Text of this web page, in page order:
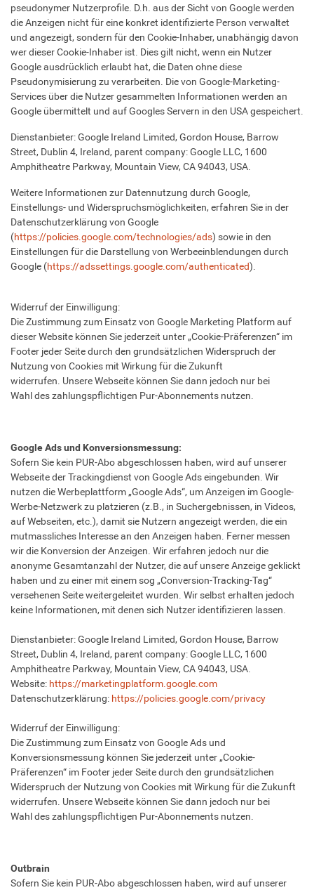
pseudonymer Nutzerprofile. D.h. aus der Sicht von Google werden
die Anzeigen nicht für eine konkret identifizierte Person verwaltet
und angezeigt, sondern für den Cookie-Inhaber, unabhängig davon
wer dieser Cookie-Inhaber ist. Dies gilt nicht, wenn ein Nutzer
Google ausdrücklich erlaubt hat, die Daten ohne diese
Pseudonymisierung zu verarbeiten. Die von Google-Marketing-
Services über die Nutzer gesammelten Informationen werden an
Google übermittelt und auf Googles Servern in den USA gespeichert.
Dienstanbieter: Google Ireland Limited, Gordon House, Barrow
Street, Dublin 4, Ireland, parent company: Google LLC, 1600
Amphitheatre Parkway, Mountain View, CA 94043, USA.
Weitere Informationen zur Datennutzung durch Google,
Einstellungs- und Widerspruchsmöglichkeiten, erfahren Sie in der
Datenschutzerklärung von Google
(https://policies.google.com/technologies/ads) sowie in den
Einstellungen für die Darstellung von Werbeeinblendungen durch
Google (https://adssettings.google.com/authenticated).
Widerruf der Einwilligung:
Die Zustimmung zum Einsatz von Google Marketing Platform auf
dieser Website können Sie jederzeit unter „Cookie-Präferenzen“ im
Footer jeder Seite durch den grundsätzlichen Widerspruch der
Nutzung von Cookies mit Wirkung für die Zukunft
widerrufen. Unsere Webseite können Sie dann jedoch nur bei
Wahl des zahlungspflichtigen Pur-Abonnements nutzen.
Google Ads und Konversionsmessung:
Sofern Sie kein PUR-Abo abgeschlossen haben, wird auf unserer
Webseite der Trackingdienst von Google Ads eingebunden. Wir
nutzen die Werbeplattform „Google Ads“, um Anzeigen im Google-
Werbe-Netzwerk zu platzieren (z.B., in Suchergebnissen, in Videos,
auf Webseiten, etc.), damit sie Nutzern angezeigt werden, die ein
mutmassliches Interesse an den Anzeigen haben. Ferner messen
wir die Konversion der Anzeigen. Wir erfahren jedoch nur die
anonyme Gesamtanzahl der Nutzer, die auf unsere Anzeige geklickt
haben und zu einer mit einem sog „Conversion-Tracking-Tag“
versehenen Seite weitergeleitet wurden. Wir selbst erhalten jedoch
keine Informationen, mit denen sich Nutzer identifizieren lassen.
Dienstanbieter: Google Ireland Limited, Gordon House, Barrow
Street, Dublin 4, Ireland, parent company: Google LLC, 1600
Amphitheatre Parkway, Mountain View, CA 94043, USA.
Website: https://marketingplatform.google.com
Datenschutzerklärung: https://policies.google.com/privacy
Widerruf der Einwilligung:
Die Zustimmung zum Einsatz von Google Ads und
Konversionsmessung können Sie jederzeit unter „Cookie-
Präferenzen“ im Footer jeder Seite durch den grundsätzlichen
Widerspruch der Nutzung von Cookies mit Wirkung für die Zukunft
widerrufen. Unsere Webseite können Sie dann jedoch nur bei
Wahl des zahlungspflichtigen Pur-Abonnements nutzen.
Outbrain
Sofern Sie kein PUR-Abo abgeschlossen haben, wird auf unserer